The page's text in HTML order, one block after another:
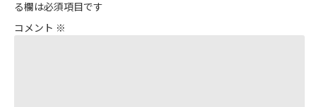
る欄は必須項目です
コメント ※